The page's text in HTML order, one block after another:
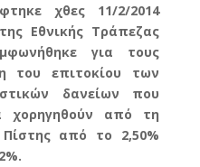
χθες 11/2/2014
Εθνικής Τράπεζας
για τους
του επιτοκίου των
δανείων που
χορηγηθούν από τη
Πίστης από το 2,50%